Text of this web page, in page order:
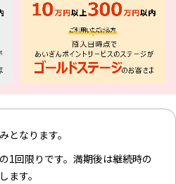
となります。
1回限りです。満期後は継続時の
ます。